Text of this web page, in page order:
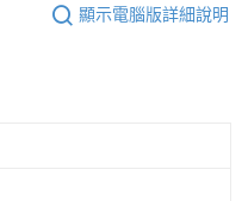
顯示電腦版詳細說明